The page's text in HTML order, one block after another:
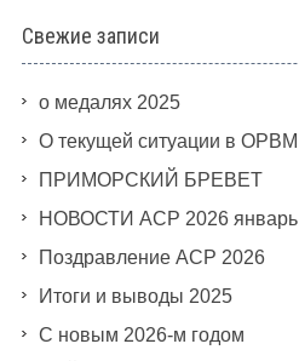
Свежие записи
о медалях 2025
О текущей ситуации в ОРВМ
ПРИМОРСКИЙ БРЕВЕТ
НОВОСТИ АСР 2026 январь
Поздравление АСР 2026
Итоги и выводы 2025
С новым 2026-м годом